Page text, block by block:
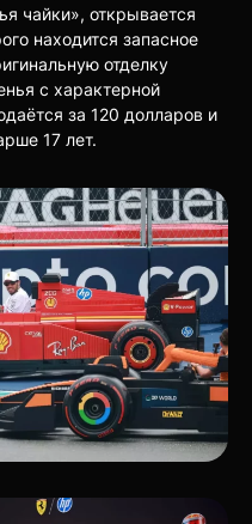
чайки», открывается
находится запасное
отделку
с характерной
за 120 долларов и
17 лет.